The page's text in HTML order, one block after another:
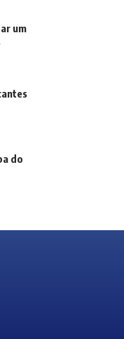
um
do